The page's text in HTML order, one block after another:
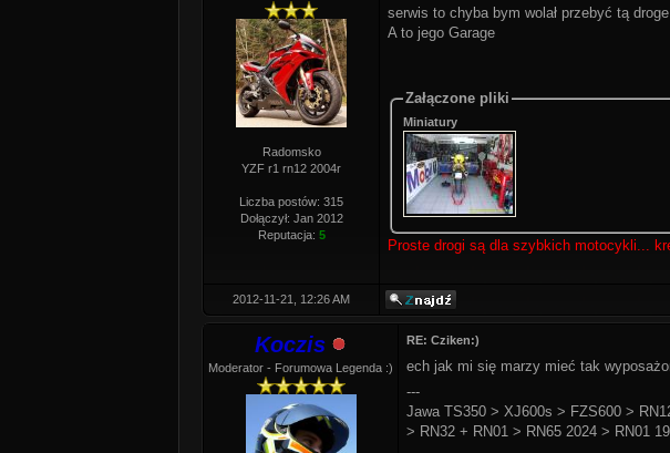
Radomsko
YZF r1 rn12 2004r
Liczba postów: 315
Dołączył: Jan 2012
Reputacja: 5
serwis to chyba bym wolał przebyć tą
A to jego Garage
Załączone pliki
Miniatury
Proste drogi są dla szybkich motocykli...
2012-11-21, 12:26 AM
Koczis
Moderator - Forumowa Legenda :)
RE: Cziken:)
ech jak mi się marzy mieć tak
---
Jawa TS350 > XJ600s > FZS600 >
> RN32 + RN01 > RN65 2024 > RN01